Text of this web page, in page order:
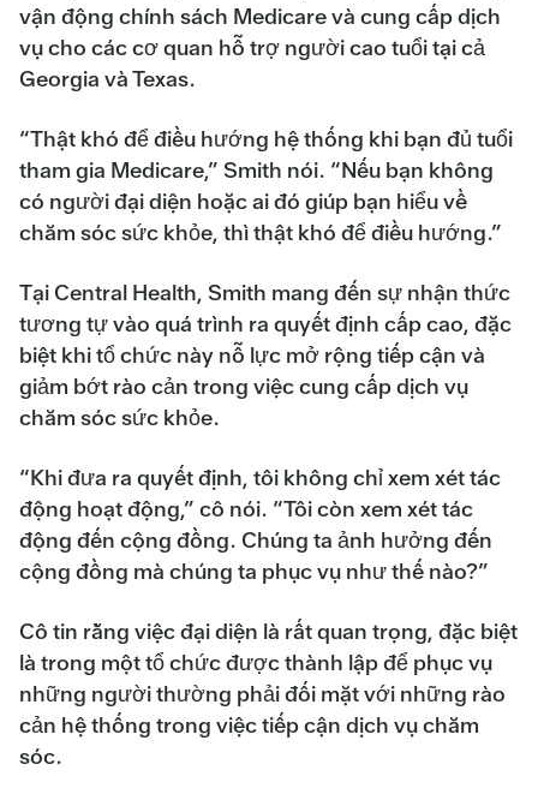
vận động chính sách Medicare và cung cấp dịch
vụ cho các cơ quan hỗ trợ người cao tuổi tại cả
Georgia và Texas.
“Thật khó để điều hướng hệ thống khi bạn đủ tuổi
tham gia Medicare,” Smith nói. “Nếu bạn không
có người đại diện hoặc ai đó giúp bạn hiểu về
chăm sóc sức khỏe, thì thật khó để điều hướng.”
Tại Central Health, Smith mang đến sự nhận thức
tương tự vào quá trình ra quyết định cấp cao, đặc
biệt khi tổ chức này nỗ lực mở rộng tiếp cận và
giảm bớt rào cản trong việc cung cấp dịch vụ
chăm sóc sức khỏe.
“Khi đưa ra quyết định, tôi không chỉ xem xét tác
động hoạt động,” cô nói. “Tôi còn xem xét tác
động đến cộng đồng. Chúng ta ảnh hưởng đến
cộng đồng mà chúng ta phục vụ như thế nào?”
Cô tin rằng việc đại diện là rất quan trọng, đặc biệt
là trong một tổ chức được thành lập để phục vụ
những người thường phải đối mặt với những rào
cản hệ thống trong việc tiếp cận dịch vụ chăm
sóc.